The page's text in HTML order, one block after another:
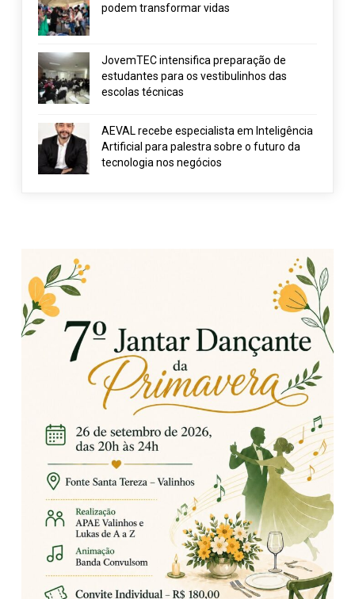
podem transformar vidas
JovemTEC intensifica preparação de
estudantes para os vestibulinhos das
escolas técnicas
AEVAL recebe especialista em Inteligência
Artificial para palestra sobre o futuro da
tecnologia nos negócios